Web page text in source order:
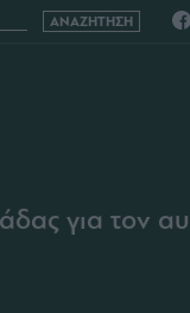
για τον